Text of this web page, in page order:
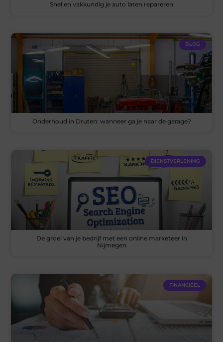
Snel en vakkundig je auto laten repareren
BLOG
Onderhoud in Druten: wanneer ga je naar de garage?
DIENSTVERLENING
De groei van je bedrijf met een online marketeer in
Nijmegen
FINANCIEEL